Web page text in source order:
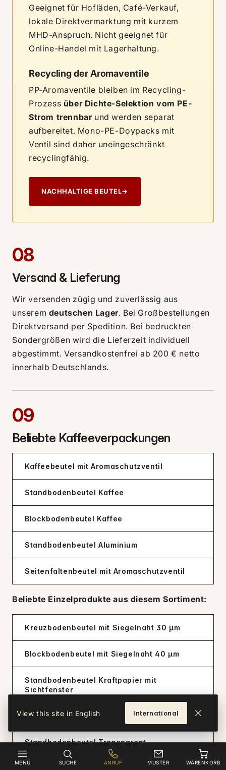
View this site in English International
MENÜ SUCHE ANRUF MUSTER WARENKORB
Geeignet für Hofläden, Café-Verkauf,
lokale Direktvermarktung mit kurzem
MHD-Anspruch. Nicht geeignet für
Online-Handel mit Lagerhaltung.
Recycling der Aromaventile
PP-Aromaventile bleiben im Recycling-
Prozess über Dichte-Selektion vom PE-
Strom trennbarund werden separat
aufbereitet. Mono-PE-Doypacks mit
Ventil sind daher uneingeschränkt
recyclingfähig.
NACHHALTIGE BEUTEL→
08
Versand & Lieferung
Wir versenden zügig und zuverlässig aus
unserem deutschen Lager. Bei Großbestellungen
Direktversand per Spedition. Bei bedruckten
Sondergrößen wird die Lieferzeit individuell
abgestimmt. Versandkostenfrei ab 200 € netto
innerhalb Deutschlands.
09
Beliebte Kaffeeverpackungen
Kaffeebeutel mit Aromaschutzventil
Standbodenbeutel Kaffee
Blockbodenbeutel Kaffee
Standbodenbeutel Aluminium
Seitenfaltenbeutel mit Aromaschutzventil
Beliebte Einzelprodukte aus diesem Sortiment:
Kreuzbodenbeutel mit Siegelnaht 30 µm
Blockbodenbeutel mit Siegelnaht 40 µm
Standbodenbeutel Kraftpapier mit
Sichtfenster
Standbodenbeutel Kraftpapier
Standbodenbeutel Transparent